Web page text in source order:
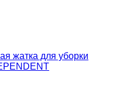
жатка для уборки